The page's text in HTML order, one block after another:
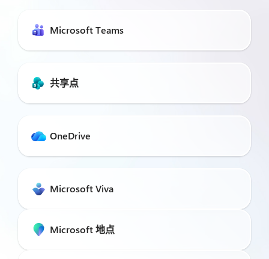
Microsoft Teams
共享点
OneDrive
Microsoft Viva
Microsoft 地点